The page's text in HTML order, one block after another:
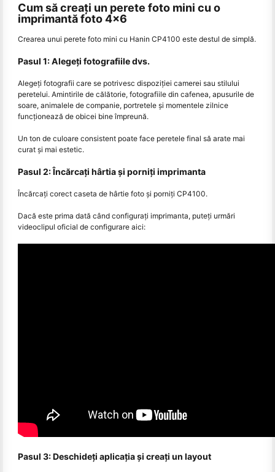
Cum să creați un perete foto mini cu o
imprimantă foto 4x6
Crearea unui perete foto mini cu Hanin CP4100 este destul de simplă.
Pasul 1: Alegeți fotografiile dvs.
Alegeți fotografii care se potrivesc dispoziției camerei sau stilului
peretelui. Amintirile de călătorie, fotografiile din cafenea, apusurile de
soare, animalele de companie, portretele și momentele zilnice
funcționează de obicei bine împreună.
Un ton de culoare consistent poate face peretele final să arate mai
curat și mai estetic.
Pasul 2: Încărcați hârtia și porniți imprimanta
Încărcați corect caseta de hârtie foto și porniți CP4100.
Dacă este prima dată când configurați imprimanta, puteți urmări
videoclipul oficial de configurare aici:
Pasul 3: Deschideți aplicația și creați un layout